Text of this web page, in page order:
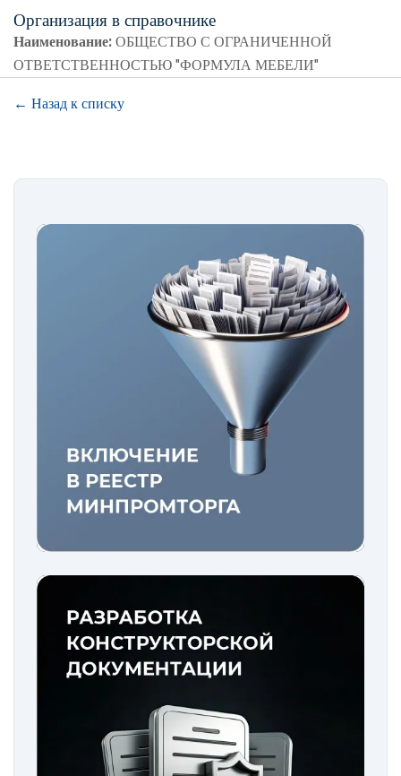
Организация в справочнике
Наименование:ОБЩЕСТВО С ОГРАНИЧЕННОЙ
ОТВЕТСТВЕННОСТЬЮ "ФОРМУЛА МЕБЕЛИ"
← Назад к списку